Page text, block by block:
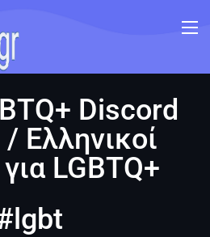
Discord
Ελληνικοί
LGBTQ+